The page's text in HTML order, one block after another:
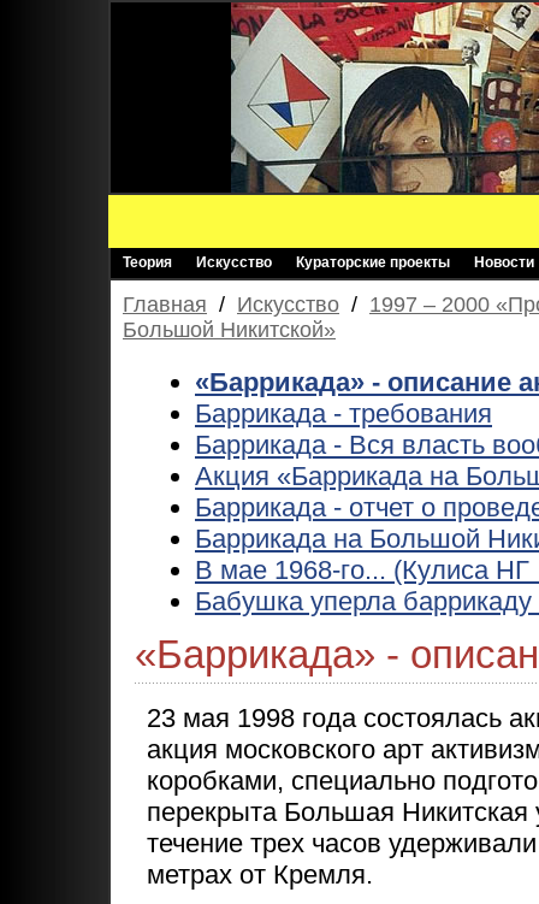
Теория Искусство Кураторские проекты Новости
Главная / Искусство / 1997 – 2000
Большой Никитской»
«Баррикада» - описание
Баррикада - требования
Баррикада - Вся власть
Акция «Баррикада на
Баррикада - отчет о
Баррикада на Большой
В мае 1968-го... (Кулиса
Бабушка уперла
«Баррикада» -
23 мая 1998 года состоялась
акция московского арт
коробками, специально
перекрыта Большая
течение трех часов
метрах от Кремля.